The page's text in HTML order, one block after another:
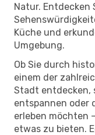
Natur. Entdecken
Küche und
Umgebung.
Ob Sie durch
einem der
Stadt entdecken,
entspannen oder
erleben möchten
etwas zu bieten.